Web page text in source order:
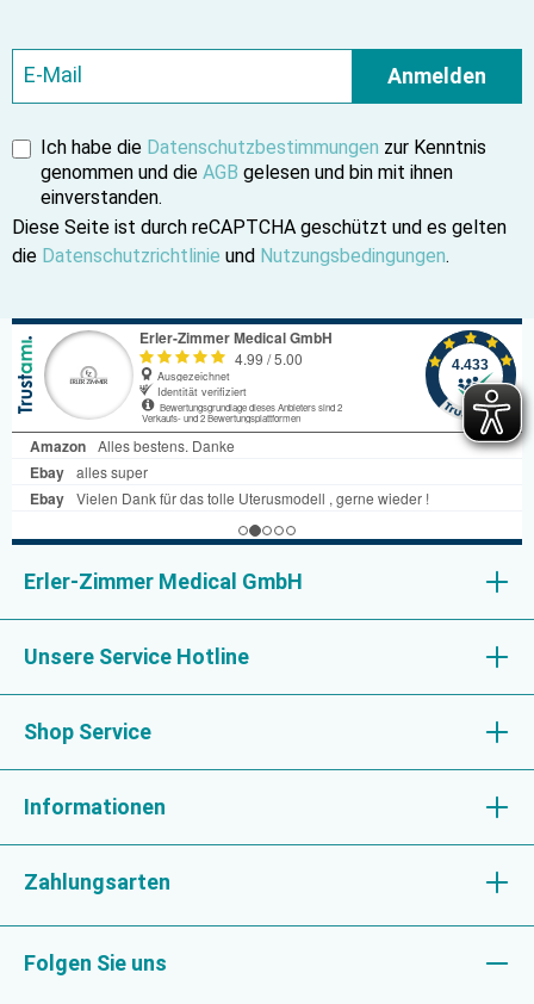
Anmelden
Ich habe die Datenschutzbestimmungen zur Kenntnis
genommen und die AGB gelesen und bin mit ihnen
einverstanden.
Diese Seite ist durch reCAPTCHA geschützt und es gelten
die Datenschutzrichtlinie und Nutzungsbedingungen.
Erler-Zimmer Medical GmbH
Unsere Service Hotline
Shop Service
Informationen
Zahlungsarten
Folgen Sie uns